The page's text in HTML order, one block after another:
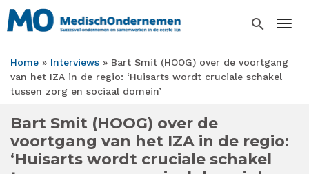
Overslaan
en
inhoud
gaan
search
Kruimelpad
Home Interviews
Bart Smit (HOOG) over de voortgang
van het IZA in de regio: ‘Huisarts wordt cruciale schakel
tussen zorg en sociaal domein’
Bart Smit (HOOG) over de
voortgang van het IZA in de regio:
‘Huisarts wordt cruciale schakel